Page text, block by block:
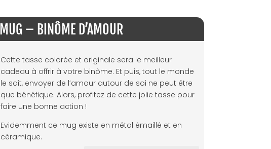
MUG – BINÔME D’AMOUR
Cette tasse colorée et originale sera le meilleur
cadeau à offrir à votre binôme. Et puis, tout le monde
le sait, envoyer de l’amour autour de soi ne peut être
que bénéfique. Alors, profitez de cette jolie tasse pour
faire une bonne action !
Evidemment ce mug existe en métal émaillé et en
céramique.